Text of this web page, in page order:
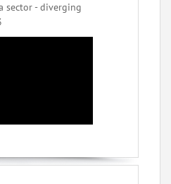
sector - diverging